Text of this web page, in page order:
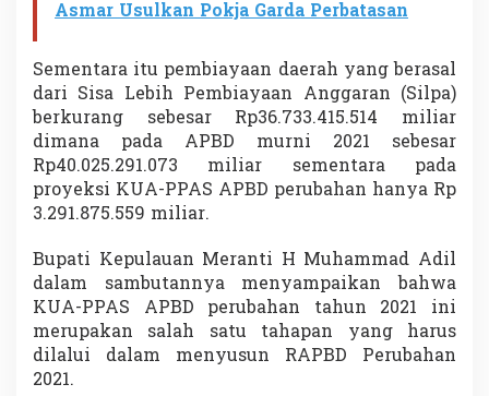
Asmar Usulkan Pokja Garda Perbatasan
Sementara itu pembiayaan daerah yang berasal
dari Sisa Lebih Pembiayaan Anggaran (Silpa)
berkurang sebesar Rp36.733.415.514 miliar
dimana pada APBD murni 2021 sebesar
Rp40.025.291.073 miliar sementara pada
proyeksi KUA-PPAS APBD perubahan hanya Rp
3.291.875.559 miliar.
Bupati Kepulauan Meranti H Muhammad Adil
dalam sambutannya menyampaikan bahwa
KUA-PPAS APBD perubahan tahun 2021 ini
merupakan salah satu tahapan yang harus
dilalui dalam menyusun RAPBD Perubahan
2021.